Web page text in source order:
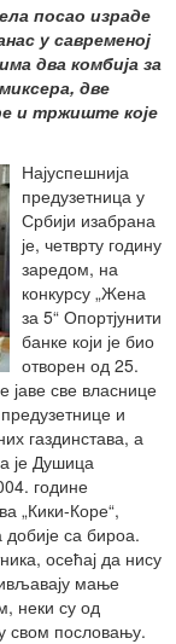
посао израде
у савременој
два комбија за
две
и тржиште које
Најуспешнија
предузетница у
Србији изабрана
је, четврту годину
заредом, на
конкурсу „Жена
за 5“ Опортјунити
банке који је био
отворен од 25.
јаве све власнице
и
газдинстава, а
је Душица
године
„Кики-Коре“,
добије са бироа.
осећај да нису
мање
неки су од
свом пословању.